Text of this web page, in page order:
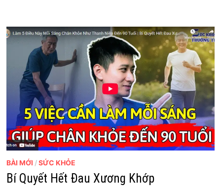
BÀI MỚI /SỨC KHỎE
Bí Quyết Hết Đau Xương Khớp